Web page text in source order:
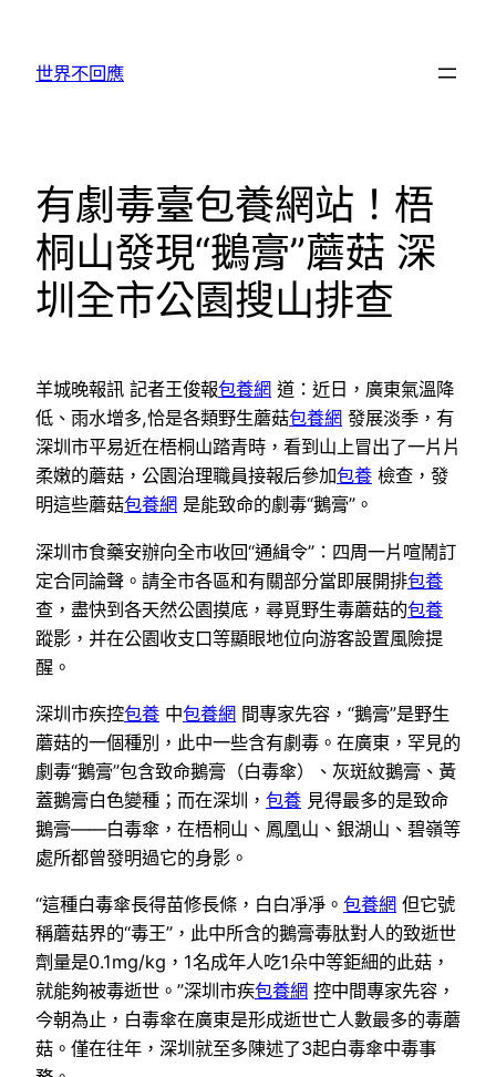
世界不回應
有劇毒臺包養網站！梧
桐山發現“鵝膏”蘑菇 深
圳全市公園搜山排查
羊城晚報訊 記者王俊報包養網 道：近日，廣東氣溫降
低、雨水增多,恰是各類野生蘑菇包養網 發展淡季，有
深圳市平易近在梧桐山踏青時，看到山上冒出了一片片
柔嫩的蘑菇，公園治理職員接報后參加包養 檢查，發
明這些蘑菇包養網 是能致命的劇毒“鵝膏”。
深圳市食藥安辦向全市收回“通緝令”：四周一片喧鬧訂
定合同論聲。請全市各區和有關部分當即展開排包養
查，盡快到各天然公園摸底，尋覓野生毒蘑菇的包養
蹤影，并在公園收支口等顯眼地位向游客設置風險提
醒。
深圳市疾控包養 中包養網 間專家先容，“鵝膏”是野生
蘑菇的一個種別，此中一些含有劇毒。在廣東，罕見的
劇毒“鵝膏”包含致命鵝膏（白毒傘）、灰斑紋鵝膏、黃
蓋鵝膏白色變種；而在深圳， 包養 見得最多的是致命
鵝膏——白毒傘，在梧桐山、鳳凰山、銀湖山、碧嶺等
處所都曾發明過它的身影。
“這種白毒傘長得苗修長條，白白凈凈。 包養網 但它號
稱蘑菇界的“毒王”，此中所含的鵝膏毒肽對人的致逝世
劑量是0.1mg/kg，1名成年人吃1朵中等鉅細的此菇，
就能夠被毒逝世。”深圳市疾包養網 控中間專家先容，
今朝為止，白毒傘在廣東是形成逝世亡人數最多的毒蘑
菇。僅在往年，深圳就至多陳述了3起白毒傘中毒事